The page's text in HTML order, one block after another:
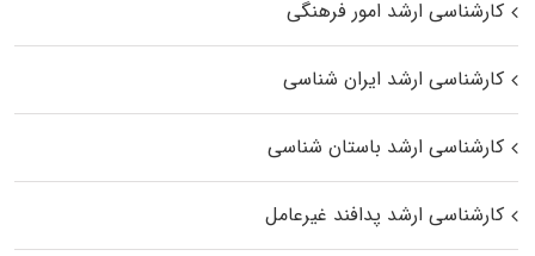
کارشناسی ارشد امور فرهنگی
کارشناسی ارشد ایران شناسی
کارشناسی ارشد باستان شناسی
کارشناسی ارشد پدافند غیرعامل